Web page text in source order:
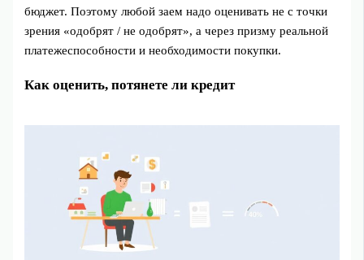
бюджет. Поэтому любой заем надо оценивать не с точки
зрения «одобрят / не одобрят», а через призму реальной
платежеспособности и необходимости покупки.
Как оценить, потянете ли кредит